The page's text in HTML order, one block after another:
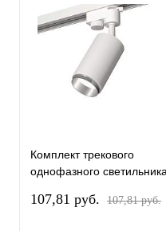
Комплект трекового
однофазного светильника
белый песок/серебро
107,81 pуб. 107,81 pуб.